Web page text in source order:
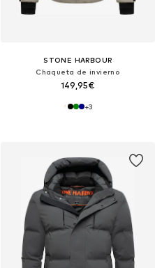
STONE HARBOUR
Chaqueta de invierno
149,95€
+3